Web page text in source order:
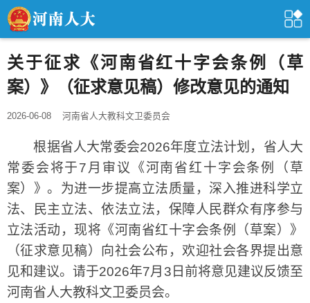
关于征求《河南省红十字会条例（草
案）》（征求意见稿）修改意见的通知
2026-06-08 河南省人大教科文卫委员会
根据省人大常委会2026年度立法计划，省人大
常委会将于7月审议《河南省红十字会条例（草
案）》。为进一步提高立法质量，深入推进科学立
法、民主立法、依法立法，保障人民群众有序参与
立法活动，现将《河南省红十字会条例（草案）》
（征求意见稿）向社会公布，欢迎社会各界提出意
见和建议。请于2026年7月3日前将意见建议反馈至
河南省人大教科文卫委员会。